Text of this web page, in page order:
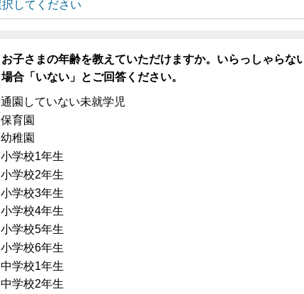
お子さまの年齢を教えていただけますか。いらっしゃらな
場合「いない」とご回答ください。
通園していない未就学児
保育園
幼稚園
小学校1年生
小学校2年生
小学校3年生
小学校4年生
小学校5年生
小学校6年生
中学校1年生
中学校2年生